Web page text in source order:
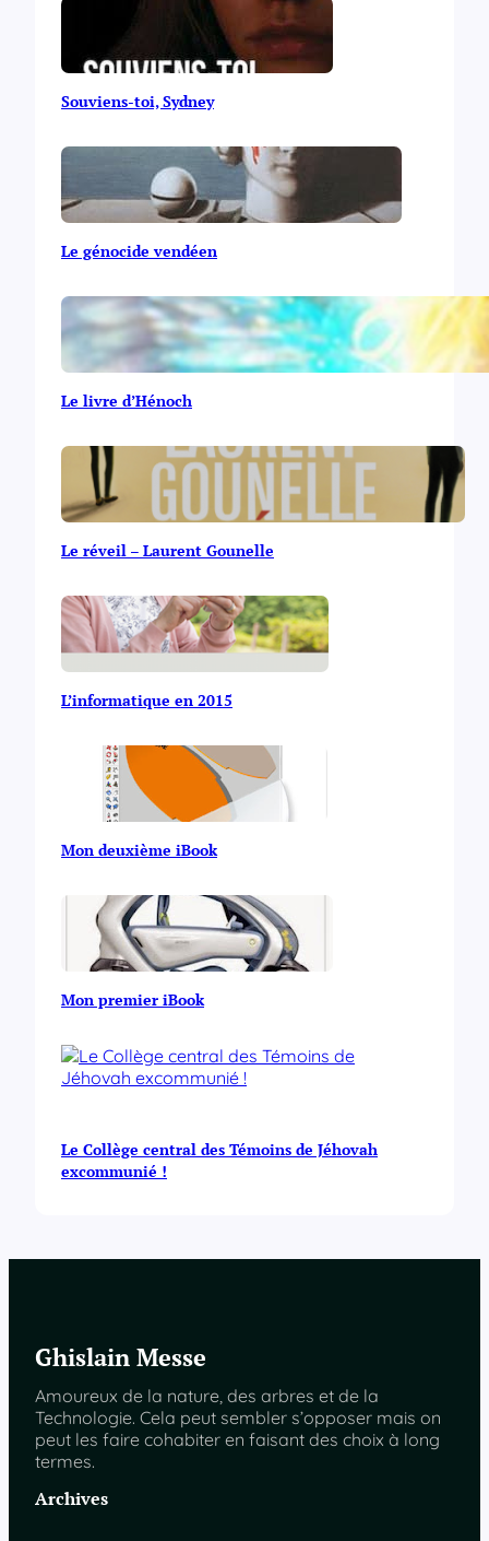
Souviens-toi, Sydney
Le génocide vendéen
Le livre d’Hénoch
Le réveil – Laurent Gounelle
L’informatique en 2015
Mon deuxième iBook
Mon premier iBook
Le Collège central des Témoins de Jéhovah
excommunié !
Ghislain Messe
Amoureux de la nature, des arbres et de la
Technologie. Cela peut sembler s’opposer mais on
peut les faire cohabiter en faisant des choix à long
termes.
Archives